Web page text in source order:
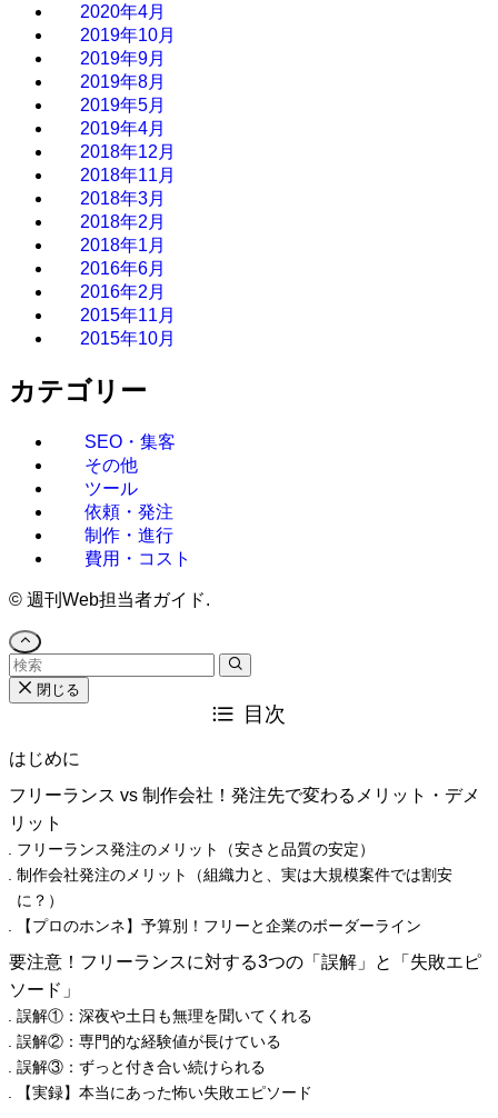
2020年4月
2019年10月
2019年9月
2019年8月
2019年5月
2019年4月
2018年12月
2018年11月
2018年3月
2018年2月
2018年1月
2016年6月
2016年2月
2015年11月
2015年10月
カテゴリー
SEO・集客
その他
ツール
依頼・発注
制作・進行
費用・コスト
© 週刊Web担当者ガイド.
閉じる
目次
はじめに
フリーランス vs 制作会社！発注先で変わるメリット・デメ
リット
フリーランス発注のメリット（安さと品質の安定）
制作会社発注のメリット（組織力と、実は大規模案件では割安
に？）
【プロのホンネ】予算別！フリーと企業のボーダーライン
要注意！フリーランスに対する3つの「誤解」と「失敗エピ
ソード」
誤解①：深夜や土日も無理を聞いてくれる
誤解②：専門的な経験値が長けている
誤解③：ずっと付き合い続けられる
【実録】本当にあった怖い失敗エピソード